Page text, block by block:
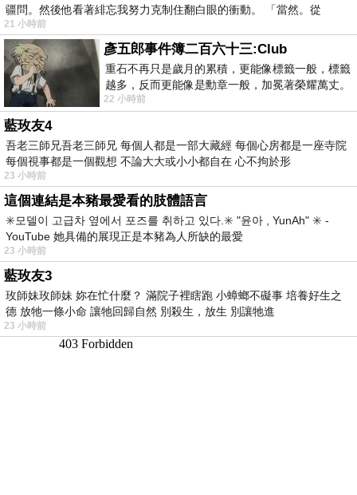
疆問。然後他看著緋忘我努力克制住翻白眼的衝動。 「當然。從
21 小時前
彥五郎事件簿二百六十三:Club
重石不再只是歲月的累積，更能像標籤一般，標籤
越多，反而更能像是勳章一般，加冕著榮耀萬丈。
習慣一如縱容，成了再難輕輕放下的罪證
22 小時前
藍玫友4
吾老三師兄吾老三師兄 每個人都是一部大藏經 每個心房都是一座寺院
每個視事都是一個觀想 不論大大或小小都自在 心不拘於形
23 小時前
這個連結是本豬最愛看的肢體語言
✳️모델이 고급차 옆에서 포즈를 취하고 있다.✳️ "윤아 , YunAh" ✳️ -
YouTube 她具備的展現正是本豬為人所缺的最愛
23 小時前
藍玫友3
玫師妹玫師妹 妳在忙什麼？ 滿院子裡瞎跑 小蟑螂不礙事 培養好生之
德 放牠一條小命 讓牠回歸自然 別殺生，放生 別讓牠進
23 小時前